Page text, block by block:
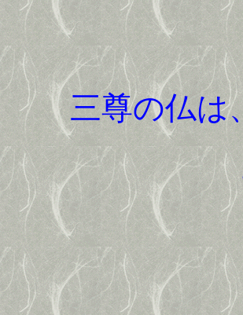
三尊の仏は